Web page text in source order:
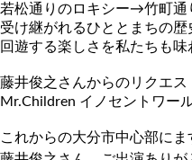
若松通りのロキシー→竹町通
受け継がれるひととまちの歴
回遊する楽しさを私たちも味
藤井俊之さんからのリクエス
Mr.Children イノセントワー
これからの大分市中心部にま